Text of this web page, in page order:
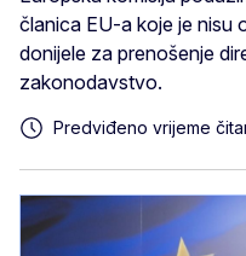
članica EU-a koje je nisu
donijele za prenošenje
zakonodavstvo.
Predviđeno vrijeme